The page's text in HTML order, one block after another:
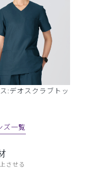
:デオスクラブトッ
ズ一覧
させる